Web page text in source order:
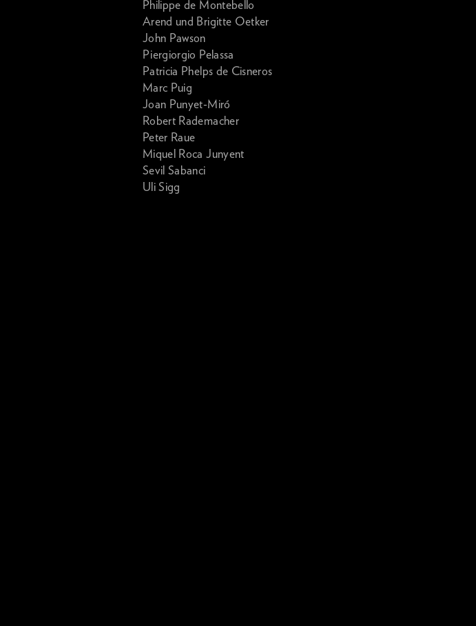
Philippe de Montebello
Arend und Brigitte Oetker
John Pawson
Piergiorgio Pelassa
Patricia Phelps de Cisneros
Marc Puig
Joan Punyet-Miró
Robert Rademacher
Peter Raue
Miquel Roca Junyent
Sevil Sabanci
Uli Sigg